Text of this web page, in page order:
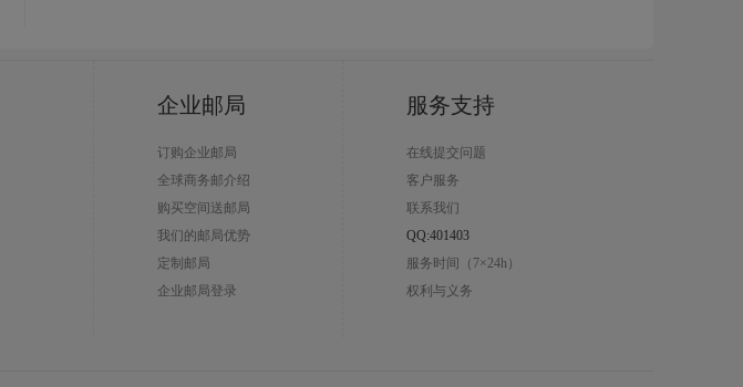
企业邮局
订购企业邮局
全球商务邮介绍
购买空间送邮局
我们的邮局优势
定制邮局
企业邮局登录
服务支持
在线提交问题
客户服务
联系我们
QQ:401403
服务时间（7×24h）
权利与义务